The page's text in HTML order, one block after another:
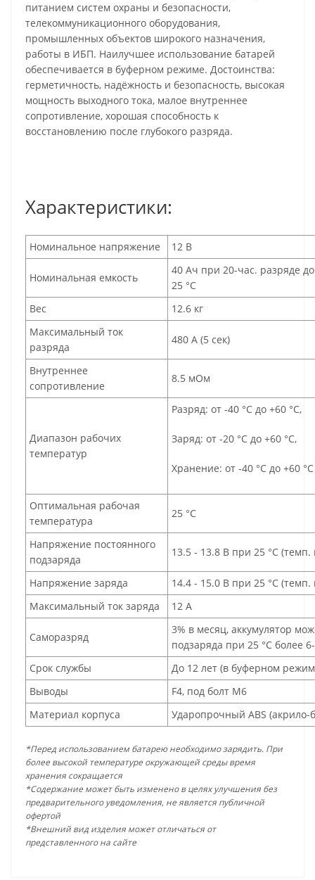
питанием систем охраны и безопасности,
телекоммуникационного оборудования,
промышленных объектов широкого назначения,
работы в ИБП. Наилучшее использование батарей
обеспечивается в буферном режиме. Достоинства:
герметичность, надёжность и безопасность, высокая
мощность выходного тока, малое внутреннее
сопротивление, хорошая способность к
восстановлению после глубокого разряда.
Характеристики:
Номинальное напряжение 12 В
Номинальная емкость
40 Aч при 20-час. разряде
25 °С
Вес
12.6 кг
Максимальный ток
разряда
480 A (5 сек)
Внутреннее
сопротивление
8.5 мОм
Диапазон рабочих
температур
Разряд: от -40 °С до +60 °С,
Заряд: от -20 °С до +60 °С,
Хранение: от -40 °С до +60 °С
Оптимальная рабочая
температура
25 °С
Напряжение постоянного
подзаряда
13.5 - 13.8 В при 25 °С
Напряжение заряда
14.4 - 15.0 В при 25 °С
Максимальный ток заряда
12 A
Саморазряд
3% в месяц, аккумулятор
подзаряда при 25 °С более
Срок службы
До 12 лет (в буферном
Выводы
F4, под болт М6
Материал корпуса
Ударопрочный ABS (акрило-
*Перед использованием батарею необходимо зарядить. При
более высокой температуре окружающей среды время
хранения сокращается
*Содержание может быть изменено в целях улучшения без
предварительного уведомления, не является публичной
офертой
*Внешний вид изделия может отличаться от
представленного на сайте